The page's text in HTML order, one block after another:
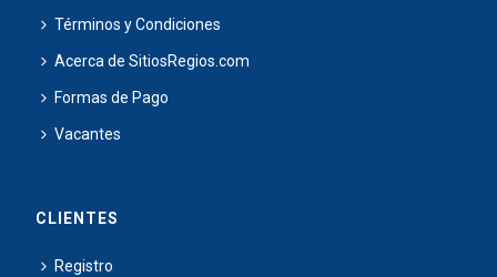
Términos y Condiciones
Acerca de SitiosRegios.com
Formas de Pago
Vacantes
CLIENTES
Registro